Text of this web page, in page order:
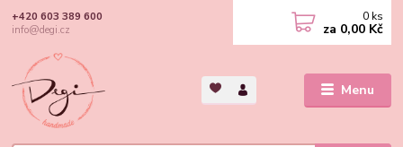
Menu
+420 603 389 600
info@degi.cz
0 ks
za 0,00 Kč